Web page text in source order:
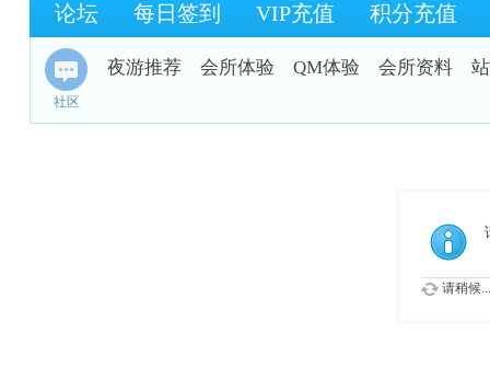
论坛 每日签到 VIP充值 积分充值
社区
夜游推荐 会所体验 QM体验 会所资料
请稍候...